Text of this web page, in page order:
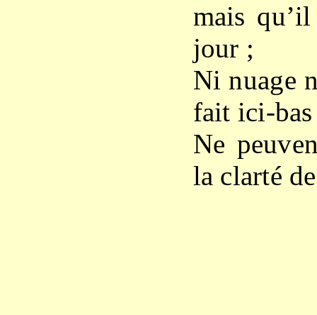
mais
jour ;
Ni nuage
fait ici-bas
Ne
la clarté